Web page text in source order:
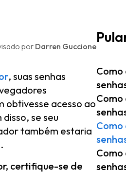
por Darren Guccione
, suas senhas
obtivesse acesso ao
se seu
também estaria
certifique-se de